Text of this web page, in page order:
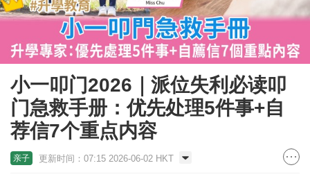
小一叩门2026｜派位失利必读叩
门急救手册：优先处理5件事+自
荐信7个重点内容
亲子 更新时间：07:15 2026-06-02 HKT